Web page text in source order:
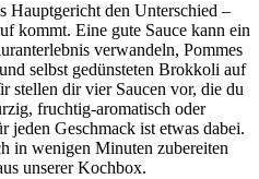
Hauptgericht den Unterschied –
kommt. Eine gute Sauce kann ein
verwandeln, Pommes
selbst gedünsteten Brokkoli auf
stellen dir vier Saucen vor, die du
fruchtig-aromatisch oder
jeden Geschmack ist etwas dabei.
in wenigen Minuten zubereiten
unserer Kochbox.